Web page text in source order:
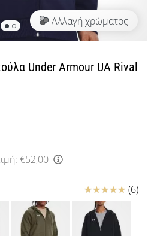
Αλλαγή χρώματος
Under Armour UA Rival
€52,00
Κριτικές (6)